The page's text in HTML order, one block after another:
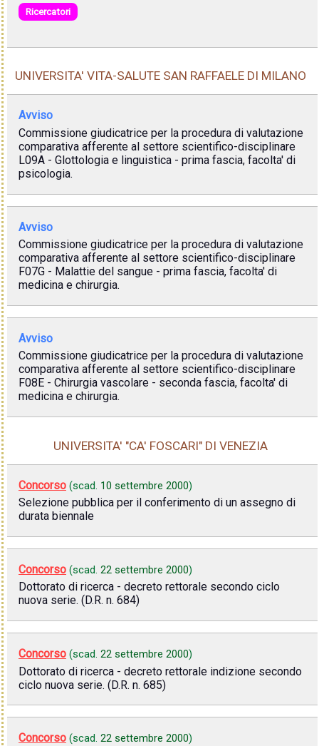
Ricercatori
UNIVERSITA' VITA-SALUTE SAN RAFFAELE DI MILANO
Avviso
Commissione giudicatrice per la procedura di valutazione
comparativa afferente al settore scientifico-disciplinare
L09A - Glottologia e linguistica - prima fascia, facolta' di
psicologia.
Avviso
Commissione giudicatrice per la procedura di valutazione
comparativa afferente al settore scientifico-disciplinare
F07G - Malattie del sangue - prima fascia, facolta' di
medicina e chirurgia.
Avviso
Commissione giudicatrice per la procedura di valutazione
comparativa afferente al settore scientifico-disciplinare
F08E - Chirurgia vascolare - seconda fascia, facolta' di
medicina e chirurgia.
UNIVERSITA' "CA' FOSCARI" DI VENEZIA
Concorso (scad. 10 settembre 2000)
Selezione pubblica per il conferimento di un assegno di
durata biennale
Concorso (scad. 22 settembre 2000)
Dottorato di ricerca - decreto rettorale secondo ciclo
nuova serie. (D.R. n. 684)
Concorso (scad. 22 settembre 2000)
Dottorato di ricerca - decreto rettorale indizione secondo
ciclo nuova serie. (D.R. n. 685)
Concorso (scad. 22 settembre 2000)